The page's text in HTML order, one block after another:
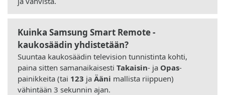
Kuinka Samsung Smart Remote -
kaukosäädin yhdistetään?
Suuntaa kaukosäädin television tunnistinta kohti,
paina sitten samanaikaisesti Takaisin- ja Opas-
painikkeita (tai 123 ja Ääni mallista riippuen)
vähintään 3 sekunnin ajan.